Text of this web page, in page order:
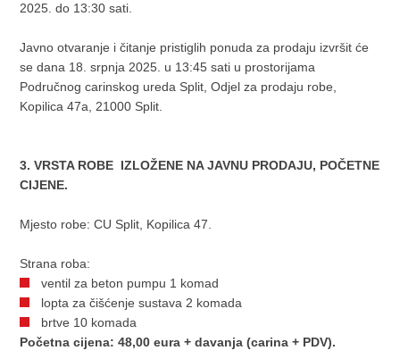
2025. do 13:30 sati.
Javno otvaranje i čitanje pristiglih ponuda za prodaju izvršit će
se dana 18. srpnja 2025. u 13:45 sati u prostorijama
Područnog carinskog ureda Split, Odjel za prodaju robe,
Kopilica 47a, 21000 Split.
3. VRSTA ROBE IZLOŽENE NA JAVNU PRODAJU, POČETNE
CIJENE.
Mjesto robe: CU Split, Kopilica 47.
Strana roba:
ventil za beton pumpu 1 komad
lopta za čišćenje sustava 2 komada
brtve 10 komada
Početna cijena: 48,00 eura + davanja (carina + PDV).